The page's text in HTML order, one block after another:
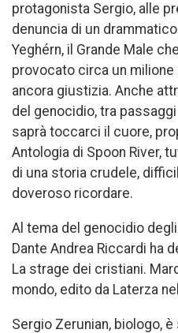
protagonista Sergio, alle
denuncia di un
Yeghérn, il Grande Male
provocato circa un
ancora giustizia. Anche
del genocidio, tra
saprà toccarci il cuore,
Antologia di Spoon River,
di una storia crudele,
doveroso ricordare.
Al tema del genocidio
Dante Andrea Riccardi ha
La strage dei cristiani.
mondo, edito da Laterza
Sergio Zerunian, biologo,